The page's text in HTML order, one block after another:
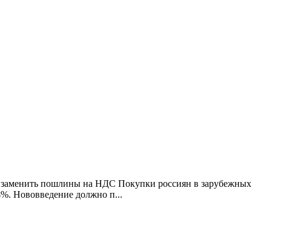
пошлины на НДС Покупки россиян в зарубежных
Нововведение должно п...